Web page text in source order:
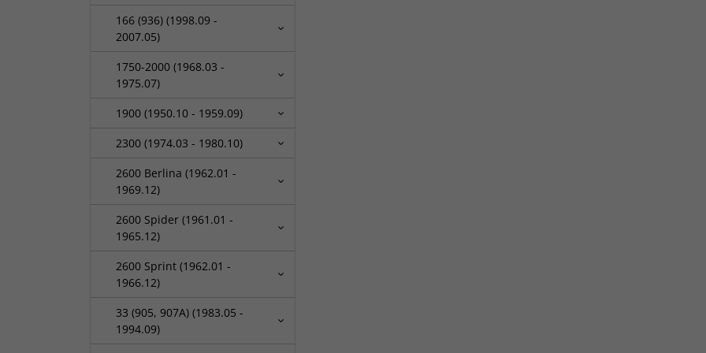
166 (936) (1998.09 -
2007.05)
1750-2000 (1968.03 -
1975.07)
1900 (1950.10 - 1959.09)
2300 (1974.03 - 1980.10)
2600 Berlina (1962.01 -
1969.12)
2600 Spider (1961.01 -
1965.12)
2600 Sprint (1962.01 -
1966.12)
33 (905, 907A) (1983.05 -
1994.09)